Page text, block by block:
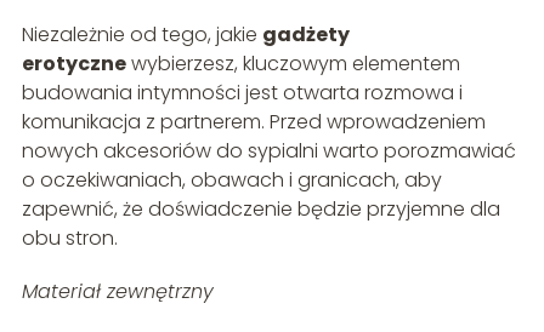
Niezależnie od tego, jakie gadżety
erotycznewybierzesz, kluczowym elementem
budowania intymności jest otwarta rozmowa i
komunikacja z partnerem. Przed wprowadzeniem
nowych akcesoriów do sypialni warto porozmawiać
o oczekiwaniach, obawach i granicach, aby
zapewnić, że doświadczenie będzie przyjemne dla
obu stron.
Materiał zewnętrzny